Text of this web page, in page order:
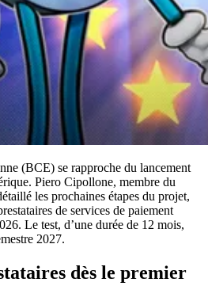
(BCE) se rapproche du lancement
Piero Cipollone, membre du
les prochaines étapes du projet,
de services de paiement
Le test, d’une durée de 12 mois,
2027.
dès le premier